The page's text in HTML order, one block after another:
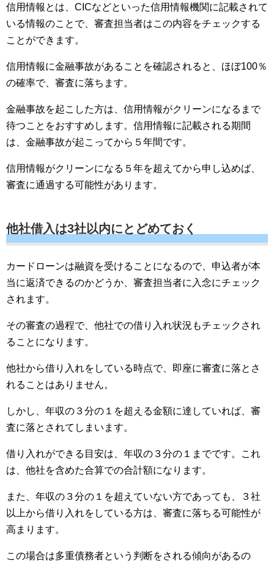
信用情報とは、CICなどといった信用情報機関に記載されて
いる情報のことで、審査担当者はこの内容をチェックする
ことができます。
信用情報に金融事故があることを確認されると、ほぼ100％
の確率で、審査に落ちます。
金融事故を起こした方は、信用情報がクリーンになるまで
待つことをおすすめします。信用情報に記載される期間
は、金融事故が起こってから５年間です。
信用情報がクリーンになる５年を超えてから申し込めば、
審査に通過する可能性があります。
他社借入は3社以内にとどめておく
カードローンは融資を受けることになるので、申込者が本
当に返済できるのかどうか、審査担当者に入念にチェック
されます。
その審査の過程で、他社での借り入れ状況もチェックされ
ることになります。
他社から借り入れをしている時点で、即座に審査に落とさ
れることはありません。
しかし、年収の３分の１を超える金額に達していれば、審
査に落とされてしまいます。
借り入れができる目安は、年収の３分の１までです。これ
は、他社を含めた合算での合計額になります。
また、年収の３分の１を超えていない方であっても、３社
以上から借り入れをしている方は、審査に落ちる可能性が
高まります。
この場合は多重債務者という判断をされる傾向があるの